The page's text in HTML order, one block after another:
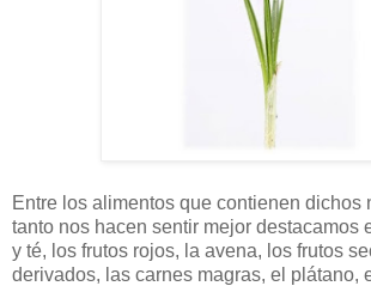
Entre los alimentos que contienen dichos
tanto nos hacen sentir mejor destacamos
y té, los frutos rojos, la avena, los frutos
derivados, las carnes magras, el plátano,